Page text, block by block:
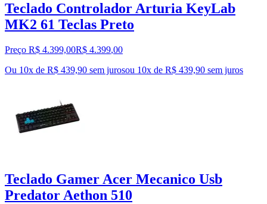
Teclado Controlador Arturia KeyLab
MK2 61 Teclas Preto
Preço R$ 4.399,00R$ 4.399,00
Ou 10x de R$ 439,90 sem jurosou 10x de R$ 439,90 sem juros
Teclado Gamer Acer Mecanico Usb
Predator Aethon 510